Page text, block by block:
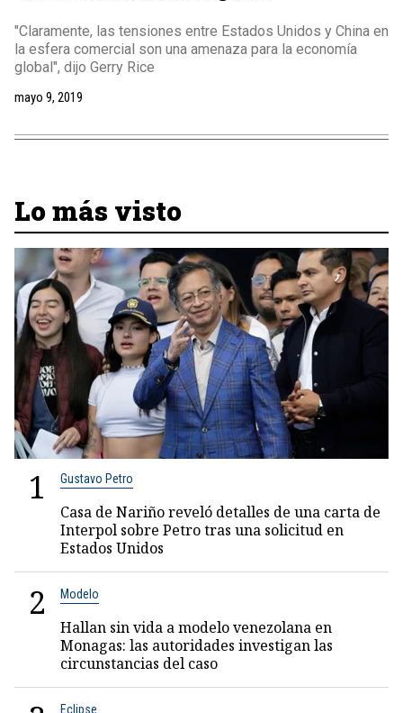
"Claramente, las tensiones entre Estados Unidos y China en
la esfera comercial son una amenaza para la economía
global", dijo Gerry Rice
mayo 9, 2019
Lo más visto
1 Gustavo Petro
Casa de Nariño reveló detalles de una carta de
Interpol sobre Petro tras una solicitud en
Estados Unidos
2 Modelo
Hallan sin vida a modelo venezolana en
Monagas: las autoridades investigan las
circunstancias del caso
Eclipse